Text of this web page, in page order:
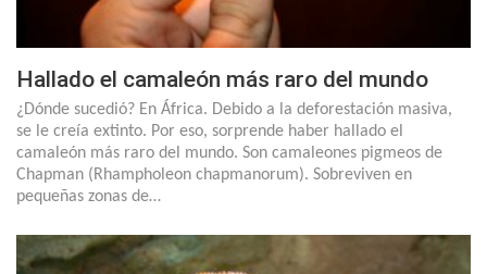
Hallado el camaleón más raro del mundo
¿Dónde sucedió? En África. Debido a la deforestación masiva,
se le creía extinto. Por eso, sorprende haber hallado el
camaleón más raro del mundo. Son camaleones pigmeos de
Chapman (Rhampholeon chapmanorum). Sobreviven en
pequeñas zonas de…